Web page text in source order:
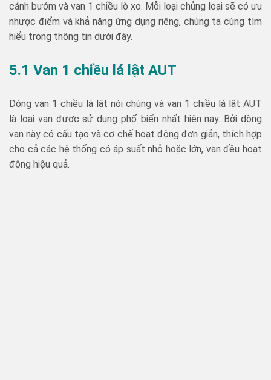
cánh bướm và van 1 chiều lò xo. Mỗi loại chủng loại sẽ có ưu
nhược điểm và khả năng ứng dụng riêng, chúng ta cùng tìm
hiểu trong thông tin dưới đây.
5.1 Van 1 chiều lá lật AUT
Dòng van 1 chiều lá lật nói chúng và van 1 chiều lá lật AUT
là loại van được sử dụng phổ biến nhất hiện nay. Bởi dòng
van này có cấu tạo và cơ chế hoạt động đơn giản, thích hợp
cho cả các hệ thống có áp suất nhỏ hoặc lớn, van đều hoạt
động hiệu quả.